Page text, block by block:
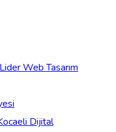
Web Tasarım
Dijital